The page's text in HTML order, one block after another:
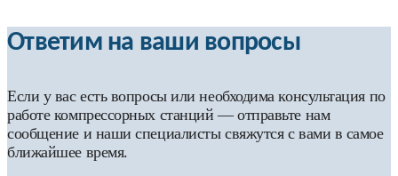
Ответим на ваши вопросы
Если у вас есть вопросы или необходима консультация по
работе компрессорных станций — отправьте нам
сообщение и наши специалисты свяжутся с вами в самое
ближайшее время.